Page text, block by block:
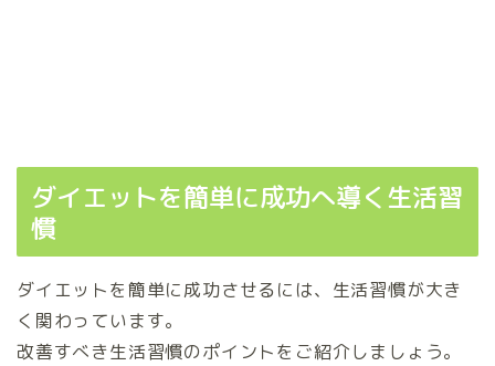
ダイエットを簡単に成功へ導く生活習
慣
ダイエットを簡単に成功させるには、生活習慣が大き
く関わっています。
改善すべき生活習慣のポイントをご紹介しましょう。